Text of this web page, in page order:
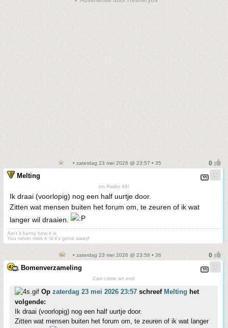
• zaterdag 23 mei 2026 @ 23:57 • 35
Melting
on Radio 49!
Ik draai (voorlopig) nog een half uurtje door.
Zitten wat mensen buiten het forum om, te zeuren of ik wat
langer wil draaien.
Ain't it funny how it is
You never miss it 'til it's gone away!
• zaterdag 23 mei 2026 @ 23:58 • 36
Bomenverzameling
Can come an end
Op zaterdag 23 mei 2026 23:57 schreef Melting het
volgende:
Ik draai (voorlopig) nog een half uurtje door.
Zitten wat mensen buiten het forum om, te zeuren of ik wat langer